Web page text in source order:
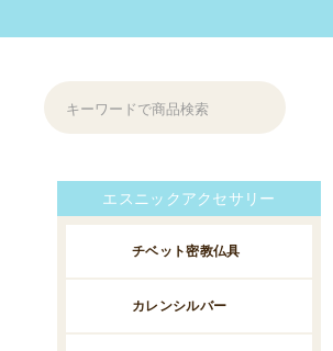
エスニックアクセサリー
チベット密教仏具
カレンシルバー